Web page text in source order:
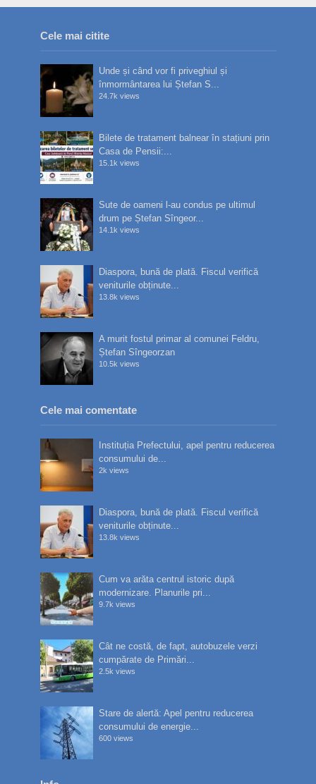
Cele mai citite
Unde și când vor fi priveghiul și
înmormântarea lui Ștefan S...
24.7k views
Bilete de tratament balnear în stațiuni prin
Casa de Pensii:...
15.1k views
Sute de oameni l-au condus pe ultimul
drum pe Ștefan Sîngeor...
14.1k views
Diaspora, bună de plată. Fiscul verifică
veniturile obținute...
13.8k views
A murit fostul primar al comunei Feldru,
Ștefan Sîngeorzan
10.5k views
Cele mai comentate
Instituția Prefectului, apel pentru reducerea
consumului de...
2k views
Diaspora, bună de plată. Fiscul verifică
veniturile obținute...
13.8k views
Cum va arăta centrul istoric după
modernizare. Planurile pri...
9.7k views
Cât ne costă, de fapt, autobuzele verzi
cumpărate de Primări...
2.5k views
Stare de alertă: Apel pentru reducerea
consumului de energie...
600 views